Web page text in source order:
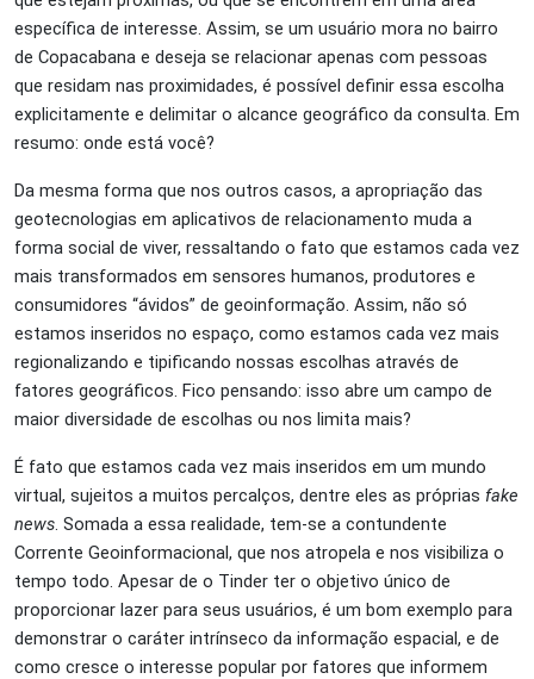
específica de interesse. Assim, se um usuário mora no bairro
de Copacabana e deseja se relacionar apenas com pessoas
que residam nas proximidades, é possível definir essa escolha
explicitamente e delimitar o alcance geográfico da consulta. Em
resumo: onde está você?
Da mesma forma que nos outros casos, a apropriação das
geotecnologias em aplicativos de relacionamento muda a
forma social de viver, ressaltando o fato que estamos cada vez
mais transformados em sensores humanos, produtores e
consumidores “ávidos” de geoinformação. Assim, não só
estamos inseridos no espaço, como estamos cada vez mais
regionalizando e tipificando nossas escolhas através de
fatores geográficos. Fico pensando: isso abre um campo de
maior diversidade de escolhas ou nos limita mais?
É fato que estamos cada vez mais inseridos em um mundo
virtual, sujeitos a muitos percalços, dentre eles as próprias fake
news . Somada a essa realidade, tem-se a contundente
Corrente Geoinformacional, que nos atropela e nos visibiliza o
tempo todo. Apesar de o Tinder ter o objetivo único de
proporcionar lazer para seus usuários, é um bom exemplo para
demonstrar o caráter intrínseco da informação espacial, e de
como cresce o interesse popular por fatores que informem